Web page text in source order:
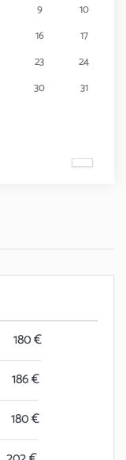
9
10
16
17
23
24
30 31
180 €
186 €
180 €